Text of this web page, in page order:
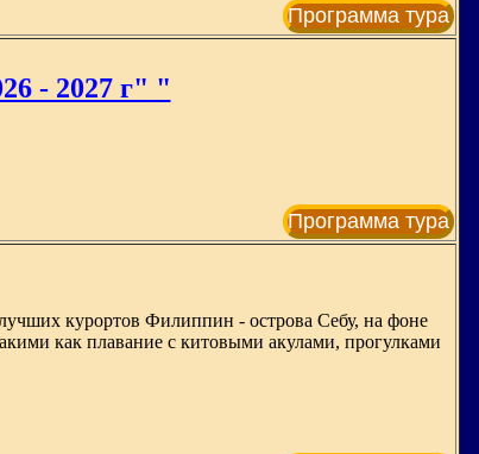
Программа тура
- 2027 г" "
Программа тура
курортов Филиппин - острова Себу, на фоне
как плавание с китовыми акулами, прогулками